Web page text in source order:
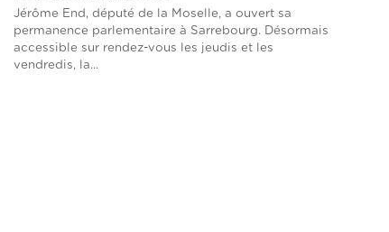
Jérôme End, député de la Moselle, a ouvert sa
permanence parlementaire à Sarrebourg. Désormais
accessible sur rendez-vous les jeudis et les
vendredis, la...